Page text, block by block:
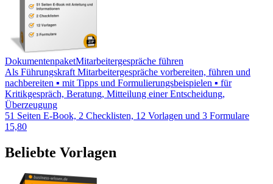
DokumentenpaketMitarbeitergespräche führen
Als Führungskraft Mitarbeitergespräche vorbereiten, führen und
nachbereiten ▪ mit Tipps und Formulierungsbeispielen ▪ für
Kritikgespräch, Beratung, Mitteilung einer Entscheidung,
Überzeugung
51 Seiten E-Book, 2 Checklisten, 12 Vorlagen und 3 Formulare
15,80
Beliebte Vorlagen